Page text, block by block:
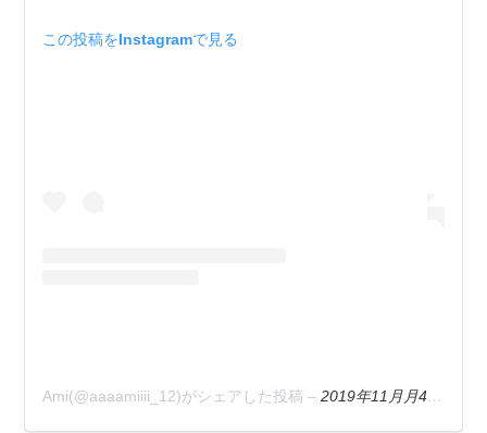
この投稿をInstagramで見る
Ami(@aaaamiiii_12)がシェアした投稿 –2019年11月月4日午前3時37分PST